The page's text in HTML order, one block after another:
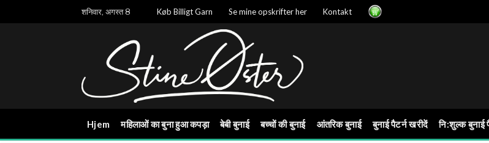
शनिवार, अगस्त 8 Køb Billigt Garn Se mine opskrifter her Kontakt
Hjem महिलाओं का बुना हुआ कपड़ा बेबी बुनाई बच्चों की बुनाई आंतरिक बुनाई बुनाई पैटर्न खरीदें नि:शुल्क बुनाई